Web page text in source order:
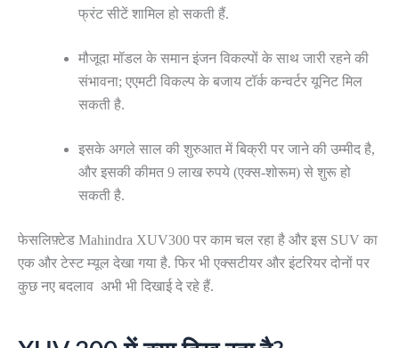
फ्रंट सीटें शामिल हो सकती हैं.
मौजूदा मॉडल के समान इंजन विकल्पों के साथ जारी रहने की
संभावना; एएमटी विकल्प के बजाय टॉर्क कन्वर्टर यूनिट मिल
सकती है.
इसके अगले साल की शुरुआत में बिक्री पर जाने की उम्मीद है,
और इसकी कीमत 9 लाख रुपये (एक्स-शोरूम) से शुरू हो
सकती है.
फेसलिफ़्टेड Mahindra XUV300 पर काम चल रहा है और इस SUV का
एक और टेस्ट म्यूल देखा गया है. फिर भी एक्सटीयर और इंटरियर दोनों पर
कुछ नए बदलाव अभी भी दिखाई दे रहे हैं.